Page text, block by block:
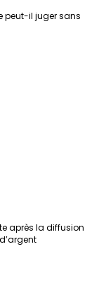
peut-il juger sans
après la diffusion